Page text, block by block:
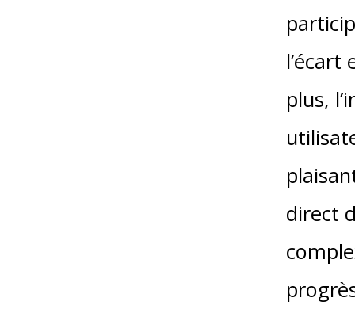
plus,
direct